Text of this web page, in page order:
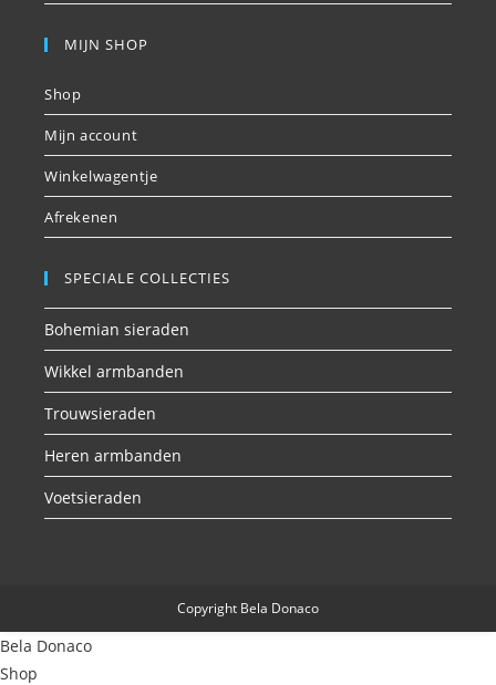
MIJN SHOP
Shop
Mijn account
Winkelwagentje
Afrekenen
SPECIALE COLLECTIES
Bohemian sieraden
Wikkel armbanden
Trouwsieraden
Heren armbanden
Voetsieraden
Copyright Bela Donaco
Bela Donaco
Shop